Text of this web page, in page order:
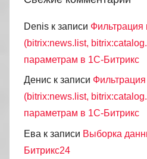
Denis к записи Фильтрация
(bitrix:news.list,
параметрам в 1С-Битрикс
Денис к записи
(bitrix:news.list,
параметрам в 1С-Битрикс
Ева к записи Выборка
Битрикс24